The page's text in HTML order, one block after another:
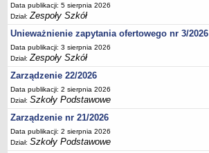
Deklaracja dostępności
PORADNIE PSYCHOLOGICZNO-PEDAGOGICZNE
Zespół Poradni
BIURO FINANSÓW OŚWIATY
Dane podstawowe
Statut
Majątek
Godziny dyżurów
Ogłoszenia
Data publikacji: 5 sierpnia 2026
Dział:Zespoły Szkół
Unieważnienie zapytania ofertowego nr 3/2026
Data publikacji: 3 sierpnia 2026
Dział:Zespoły Szkół
Zarządzenie 22/2026
Data publikacji: 2 sierpnia 2026
Dział:Szkoły Podstawowe
Zarządzenie nr 21/2026
Data publikacji: 2 sierpnia 2026
Dział:Szkoły Podstawowe